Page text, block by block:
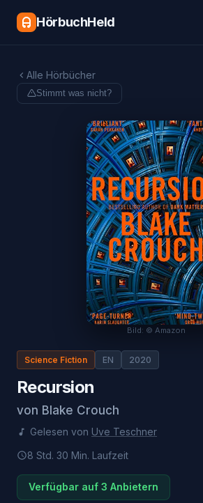
HörbuchHeld
Alle Hörbücher
Stimmt was nicht?
Bild: © Amazon
Science Fiction EN 2020
Recursion
von Blake Crouch
Gelesen von Uve Teschner
8 Std. 30 Min. Laufzeit
Verfügbar auf 3 Anbietern